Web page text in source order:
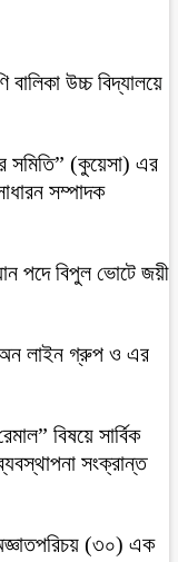
উচ্চ বিদ্যালয়ে
সমিতি” (কুয়েসা) এর
সম্পাদক
পদে বিপুল ভোটে জয়ী
লাইন গ্রুপ ও এর
বিষয়ে সার্বিক
সংক্রান্ত
(৩০) এক